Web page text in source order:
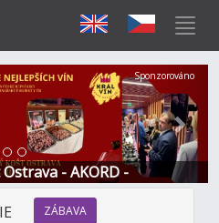
- AKORD -
Další
Sponzorováno
ZÁBAVA